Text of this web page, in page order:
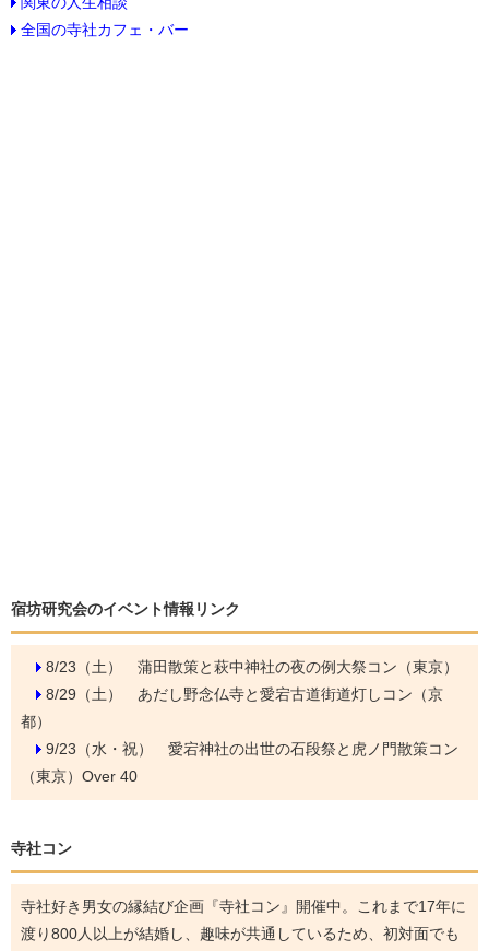
全国の寺社カフェ・バー
宿坊研究会のイベント情報リンク
8/23（土） 蒲田散策と萩中神社の夜の例大祭コン（東京）
8/29（土） あだし野念仏寺と愛宕古道街道灯しコン（京
都）
9/23（水・祝） 愛宕神社の出世の石段祭と虎ノ門散策コン
（東京）Over 40
寺社コン
寺社好き男女の縁結び企画『寺社コン』開催中。これまで17年に
渡り800人以上が結婚し、趣味が共通しているため、初対面でも